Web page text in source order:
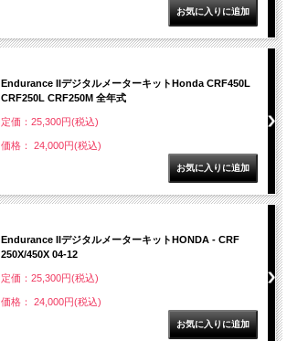
Endurance IIデジタルメーターキットHonda CRF450L
CRF250L CRF250M 全年式
定価：25,300円(税込)
価格： 24,000円(税込)
Endurance IIデジタルメーターキットHONDA - CRF
250X/450X 04-12
定価：25,300円(税込)
価格： 24,000円(税込)